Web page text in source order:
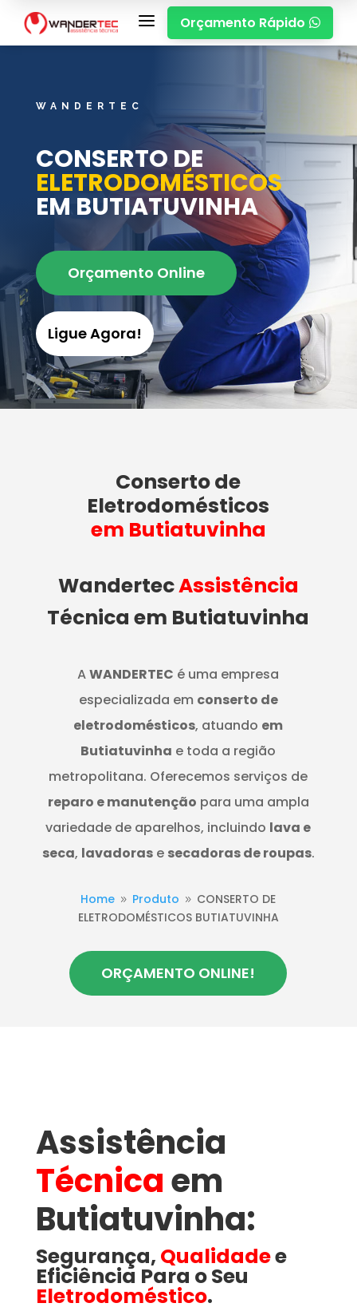
a Orçamento Rápido 
WANDERTEC
CONSERTO DE
ELETRODOMÉSTICOS
EM BUTIATUVINHA
Orçamento Online
Ligue Agora!
Conserto de
Eletrodomésticos
em Butiatuvinha
WandertecAssistência
Técnica em Butiatuvinha
AWANDERTEC é uma empresa
especializada em conserto de
eletrodomésticos, atuando em
Butiatuvinha e toda a região
metropolitana. Oferecemos serviços de
reparo e manutenção para uma ampla
variedade de aparelhos, incluindo lava e
seca, lavadorase secadoras de roupas.
Home 9 Produto 9 CONSERTO DE
ELETRODOMÉSTICOS BUTIATUVINHA
ORÇAMENTO ONLINE!
Assistência
Técnicaem
Butiatuvinha​:
Segurança, Qualidadee
Eficiência Para o Seu
Eletrodoméstico.